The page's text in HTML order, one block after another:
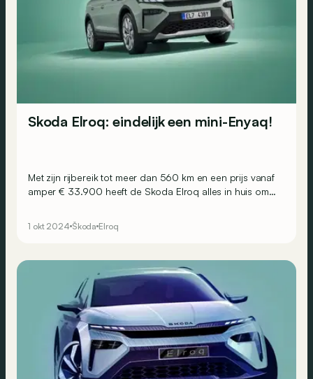
Skoda Elroq: eindelijk een mini-Enyaq!
Met zijn rijbereik tot meer dan 560 km en een prijs vanaf
amper € 33.900 heeft de Skoda Elroq alles in huis om
1 okt 2024 Škoda Elroq